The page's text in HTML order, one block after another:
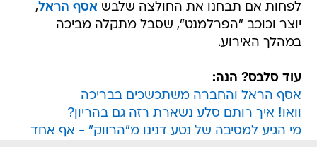
לפחות אם תבחנו את החולצה שלבש אסף הראל,
יוצר וכוכב "הפרלמנט", שסבל מתקלה מביכה
במהלך האירוע.
עוד סלבס? הנה:
אסף הראל והחברה משתכשכים בבריכה
וואו! איך רותם סלע נשארת רזה גם בהריון?
מי הגיע למסיבה של נטע דנינו מ"הרווק" - אף אחד